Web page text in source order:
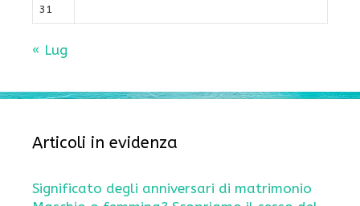
31
« Lug
Articoli in evidenza
Significato degli anniversari di matrimonio